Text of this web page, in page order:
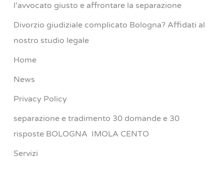
l’avvocato giusto e affrontare la separazione
Divorzio giudiziale complicato Bologna? Affidati al
nostro studio legale
Home
News
Privacy Policy
separazione e tradimento 30 domande e 30
risposte BOLOGNA IMOLA CENTO
Servizi